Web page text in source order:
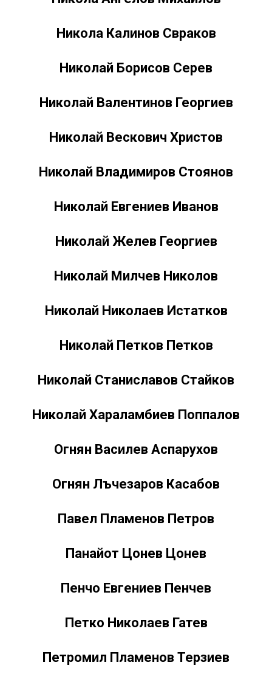
Никола Калинов Свраков
Николай Борисов Серев
Николай Валентинов Георгиев
Николай Вескович Христов
Николай Владимиров Стоянов
Николай Евгениев Иванов
Николай Желев Георгиев
Николай Милчев Николов
Николай Николаев Истатков
Николай Петков Петков
Николай Станиславов Стайков
Николай Хараламбиев Поппалов
Огнян Василев Аспарухов
Огнян Лъчезаров Касабов
Павел Пламенов Петров
Панайот Цонев Цонев
Пенчо Евгениев Пенчев
Петко Николаев Гатев
Петромил Пламенов Терзиев